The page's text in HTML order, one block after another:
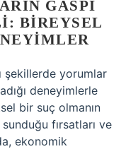
GASPI
BIREYSEL
şekillerde yorumlar
deneyimlerle
bir suç olmanın
fırsatları ve
ekonomik